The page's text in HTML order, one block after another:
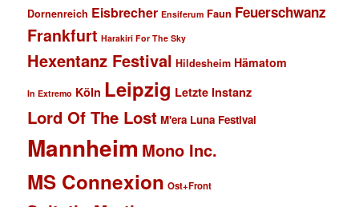
Dornenreich Eisbrecher Ensiferum Faun Feuerschwanz
Frankfurt Harakiri For The Sky
Hexentanz Festival Hildesheim Hämatom
In Extremo Köln Leipzig Letzte Instanz
Lord Of The Lost M'era Luna Festival
Mannheim Mono Inc.
MS Connexion Ost+Front